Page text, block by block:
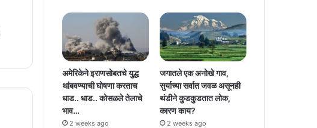
अमेरिकेने इराणसोबतचे युद्ध
थांबवण्याची घोषणा करताच
धाड.. धाड.. कोसळले तेलाचे
भाव…
2 weeks ago
जगातले एक अनोखे गाव,
सुर्याच्या सर्वात जवळ असूनही
थंडीने कुडकुडतात लोक,
कारण काय?
2 weeks ago